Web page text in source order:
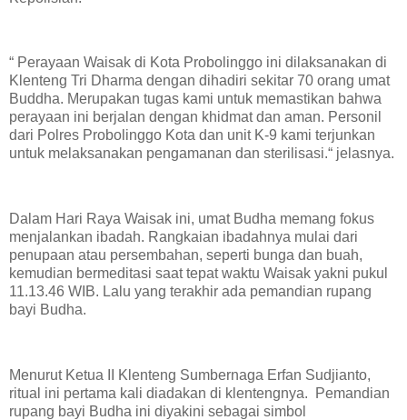
“ Perayaan Waisak di Kota Probolinggo ini dilaksanakan di
Klenteng Tri Dharma dengan dihadiri sekitar 70 orang umat
Buddha. Merupakan tugas kami untuk memastikan bahwa
perayaan ini berjalan dengan khidmat dan aman. Personil
dari Polres Probolinggo Kota dan unit K-9 kami terjunkan
untuk melaksanakan pengamanan dan sterilisasi.“ jelasnya.
Dalam Hari Raya Waisak ini, umat Budha memang fokus
menjalankan ibadah. Rangkaian ibadahnya mulai dari
penupaan atau persembahan, seperti bunga dan buah,
kemudian bermeditasi saat tepat waktu Waisak yakni pukul
11.13.46 WIB. Lalu yang terakhir ada pemandian rupang
bayi Budha.
Menurut Ketua II Klenteng Sumbernaga Erfan Sudjianto,
ritual ini pertama kali diadakan di klentengnya. Pemandian
rupang bayi Budha ini diyakini sebagai simbol